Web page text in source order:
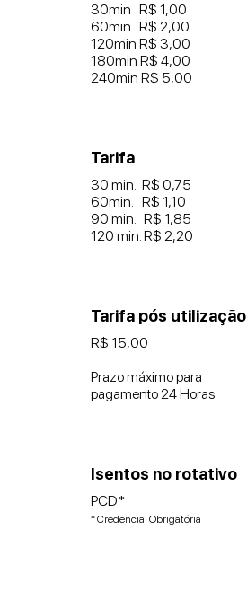
30min R$ 1,00
60min R$ 2,00
120min R$ 3,00
180min R$ 4,00
240min R$ 5,00
Tarifa
30 min. R$ 0,75
60min. R$ 1,10
90 min. R$ 1,85
120 min. R$ 2,20
Tarifa pós utilização
R$ 15,00
Prazo máximo para
pagamento 24 Horas
Isentos no rotativo
PCD*
* Credencial Obrigatória